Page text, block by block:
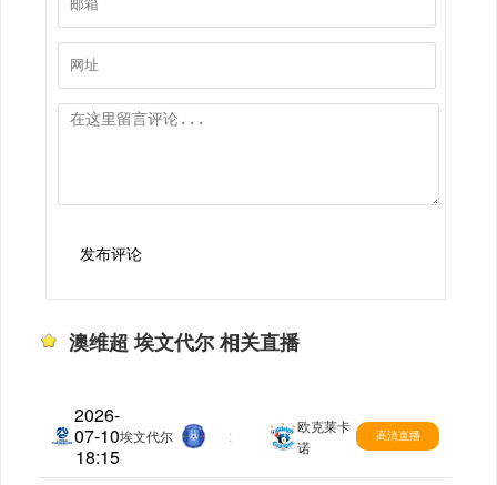
发布评论
澳维超 埃文代尔 相关直播
2026-
07-10
18:15
澳维超
埃文代尔 :
欧克莱卡
诺
高清直播